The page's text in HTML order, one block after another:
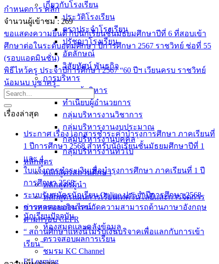
เกี่ยวกับโรงเรียน
ประวัติโรงเรียน
ตราประจำโรงเรียน
ปรัชญาโรงเรียน
อัตลักษณ์
วิสัยทัศน์ พันธกิจ
การบริหาร
คณะผู้บริหาร
ทำเนียบผู้อำนวยการ
กลุ่มบริหารงานวิชาการ
กลุ่มบริหารงานงบประมาณ
กลุ่มบริหารงานบุคคล
กลุ่มบริหารงานทั่วไป
หลักสูตร
หลักสูตรสถานศึกษา
หลักสูตรผู้นำ
หลักสูตรแผนการเรียนเทคโนโลยีและการจัดการ
ข่าวสารและกิจกรรม
นักเรียนปัจจุบัน
ห้องสมุดและคลังข้อมูล
ตรวจสอบผลการเรียน
ชมรม KC Channel
E-Learning
กำหนดการ คลิก
จำนวนผู้เข้าชม : 269
ขอแสดงความยินดี กับนักเรียนชั้นมัธยมศึกษาปีที่ 6 ที่สอบเข้า
ศึกษาต่อในระดับอุดมศึกษา ปีการศึกษา 2567 ราชวิทย์ ช่อที่ 55
(รอบแอดมินชั่น)
พิธีไหว้ครู ประจำปีการศึกษา 2567 “60 ปีฯ เวียนครบ ราชวิทย์
น้อมนบ บูชาครู”
เรื่องล่าสุด
ประกาศ เรื่อง เอกสารชำระค่าบำรุงการศึกษา ภาคเรียนที่
1 ปีการศึกษา 2568 สำหรับนักเรียนชั้นมัธยมศึกษาปีที่ 1
และ 4
ใบแจ้งการชำระเงินเพื่อบำรุงการศึกษา ภาคเรียนที่ 1 ปี
การศึกษา 2568
ระบบรับสมัครนักเรียน Online ประจำปีการศึกษา 2568
การทดสอบออนไลน์วัดความสามารถด้านภาษาอังกฤษ
ตามกรอบ CEFR
“ สถานศึกษาแห่งนี้ไม่รับเงินบริจาคเพื่อแลกกับการเข้า
เรียน”